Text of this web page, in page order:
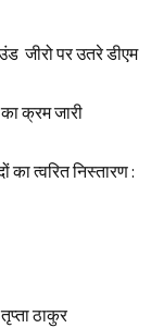
जीरो पर उतरे डीएम
क्रम जारी
त्वरित निस्तारण :
ठाकुर